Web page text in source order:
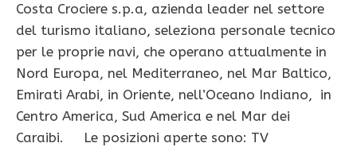
Costa Crociere s.p.a, azienda leader nel settore
del turismo italiano, seleziona personale tecnico
per le proprie navi, che operano attualmente in
Nord Europa, nel Mediterraneo, nel Mar Baltico,
Emirati Arabi, in Oriente, nell’Oceano Indiano, in
Centro America, Sud America e nel Mar dei
Caraibi. Le posizioni aperte sono: TV